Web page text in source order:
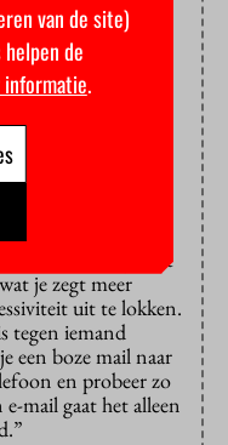
maakt, dan kun
pesten.” Of je
(“Laten we
er met iemand
dader er later op
ook met je
te stralen als je wat
je zegt meer
uit te lokken.
tegen iemand
een boze mail naar
en probeer zo
mail gaat het alleen
van de site)
de
informatie.